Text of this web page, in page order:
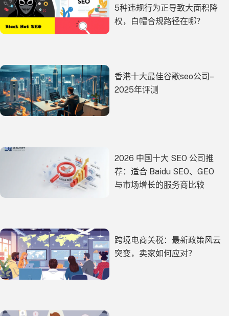
5种违规行为正导致大面积降
权，白帽合规路径在哪？
香港十大最佳谷歌seo公司–
2025年评测
2026 中国十大 SEO 公司推
荐：适合 Baidu SEO、GEO
与市场增长的服务商比较
跨境电商关税：最新政策风云
突变，卖家如何应对？